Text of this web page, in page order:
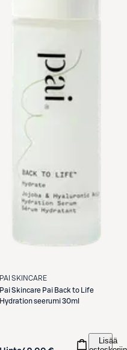
PAI SKINCARE
Pai Skincare Pai Back to Life
Hydration seerumi 30ml
Lisää